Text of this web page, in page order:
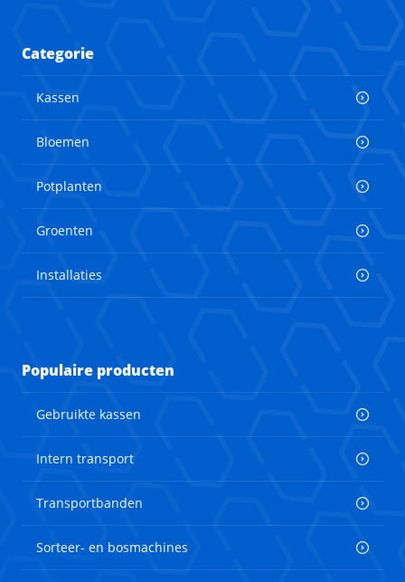
Categorie
Kassen
Bloemen
Potplanten
Groenten
Installaties
Populaire producten
Gebruikte kassen
Intern transport
Transportbanden
Sorteer- en bosmachines